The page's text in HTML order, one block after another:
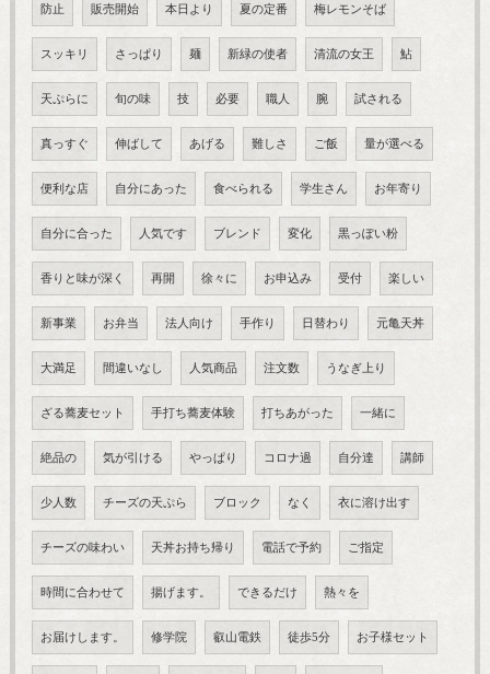
防止 販売開始 本日より 夏の定番 梅レモンそば
スッキリ さっぱり 麺 新緑の使者 清流の女王 鮎
天ぷらに 旬の味 技 必要 職人 腕 試される
真っすぐ 伸ばして あげる 難しさ ご飯 量が選べる
便利な店 自分にあった 食べられる 学生さん お年寄り
自分に合った 人気です ブレンド 変化 黒っぽい粉
香りと味が深く 再開 徐々に お申込み 受付 楽しい
新事業 お弁当 法人向け 手作り 日替わり 元亀天丼
大満足 間違いなし 人気商品 注文数 うなぎ上り
ざる蕎麦セット 手打ち蕎麦体験 打ちあがった 一緒に
絶品の 気が引ける やっぱり コロナ過 自分達 講師
少人数 チーズの天ぷら ブロック なく 衣に溶け出す
チーズの味わい 天丼お持ち帰り 電話で予約 ご指定
時間に合わせて 揚げます。 できるだけ 熱々を
お届けします。 修学院 叡山電鉄 徒歩5分 お子様セット